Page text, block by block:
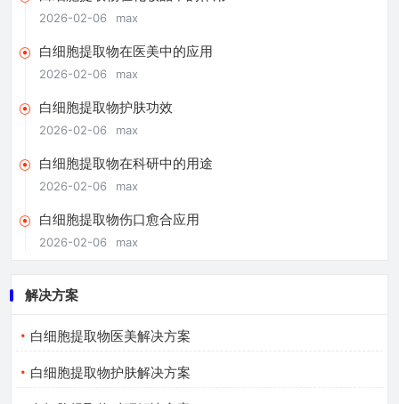
2026-02-06 max
白细胞提取物在医美中的应用
2026-02-06 max
白细胞提取物护肤功效
2026-02-06 max
白细胞提取物在科研中的用途
2026-02-06 max
白细胞提取物伤口愈合应用
2026-02-06 max
解决方案
白细胞提取物医美解决方案
白细胞提取物护肤解决方案